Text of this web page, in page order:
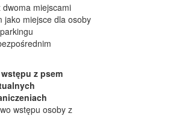
miejscami
jako miejsce dla osoby
z psem
wstępu osoby z